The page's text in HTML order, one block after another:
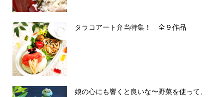
タラコアート弁当特集！ 全９作品
娘の心にも響くと良いな〜野菜を使って、